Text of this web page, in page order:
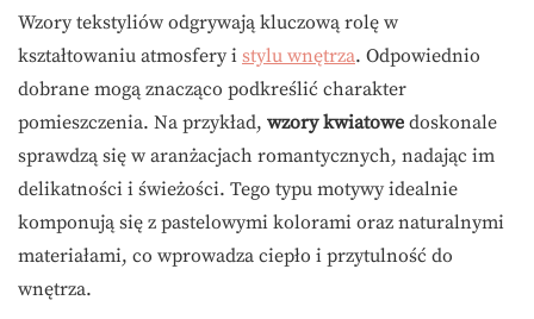
Wzory tekstyliów odgrywają kluczową rolę w
kształtowaniu atmosfery i stylu wnętrza. Odpowiednio
dobrane mogą znacząco podkreślić charakter
pomieszczenia. Na przykład, wzory kwiatowe doskonale
sprawdzą się w aranżacjach romantycznych, nadając im
delikatności i świeżości. Tego typu motywy idealnie
komponują się z pastelowymi kolorami oraz naturalnymi
materiałami, co wprowadza ciepło i przytulność do
wnętrza.